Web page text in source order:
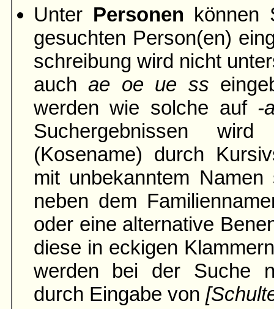
Unter Personen können
gesuchten Person(en)
schreibung wird nicht
auchae oe ue ss
werden wie solche auf -
Suchergebnissen
(Kosename) durch
mit unbe­kann­tem
neben dem
oder eine alter­native
diese in eckigen
werden bei der Suche
durch Eingabe von